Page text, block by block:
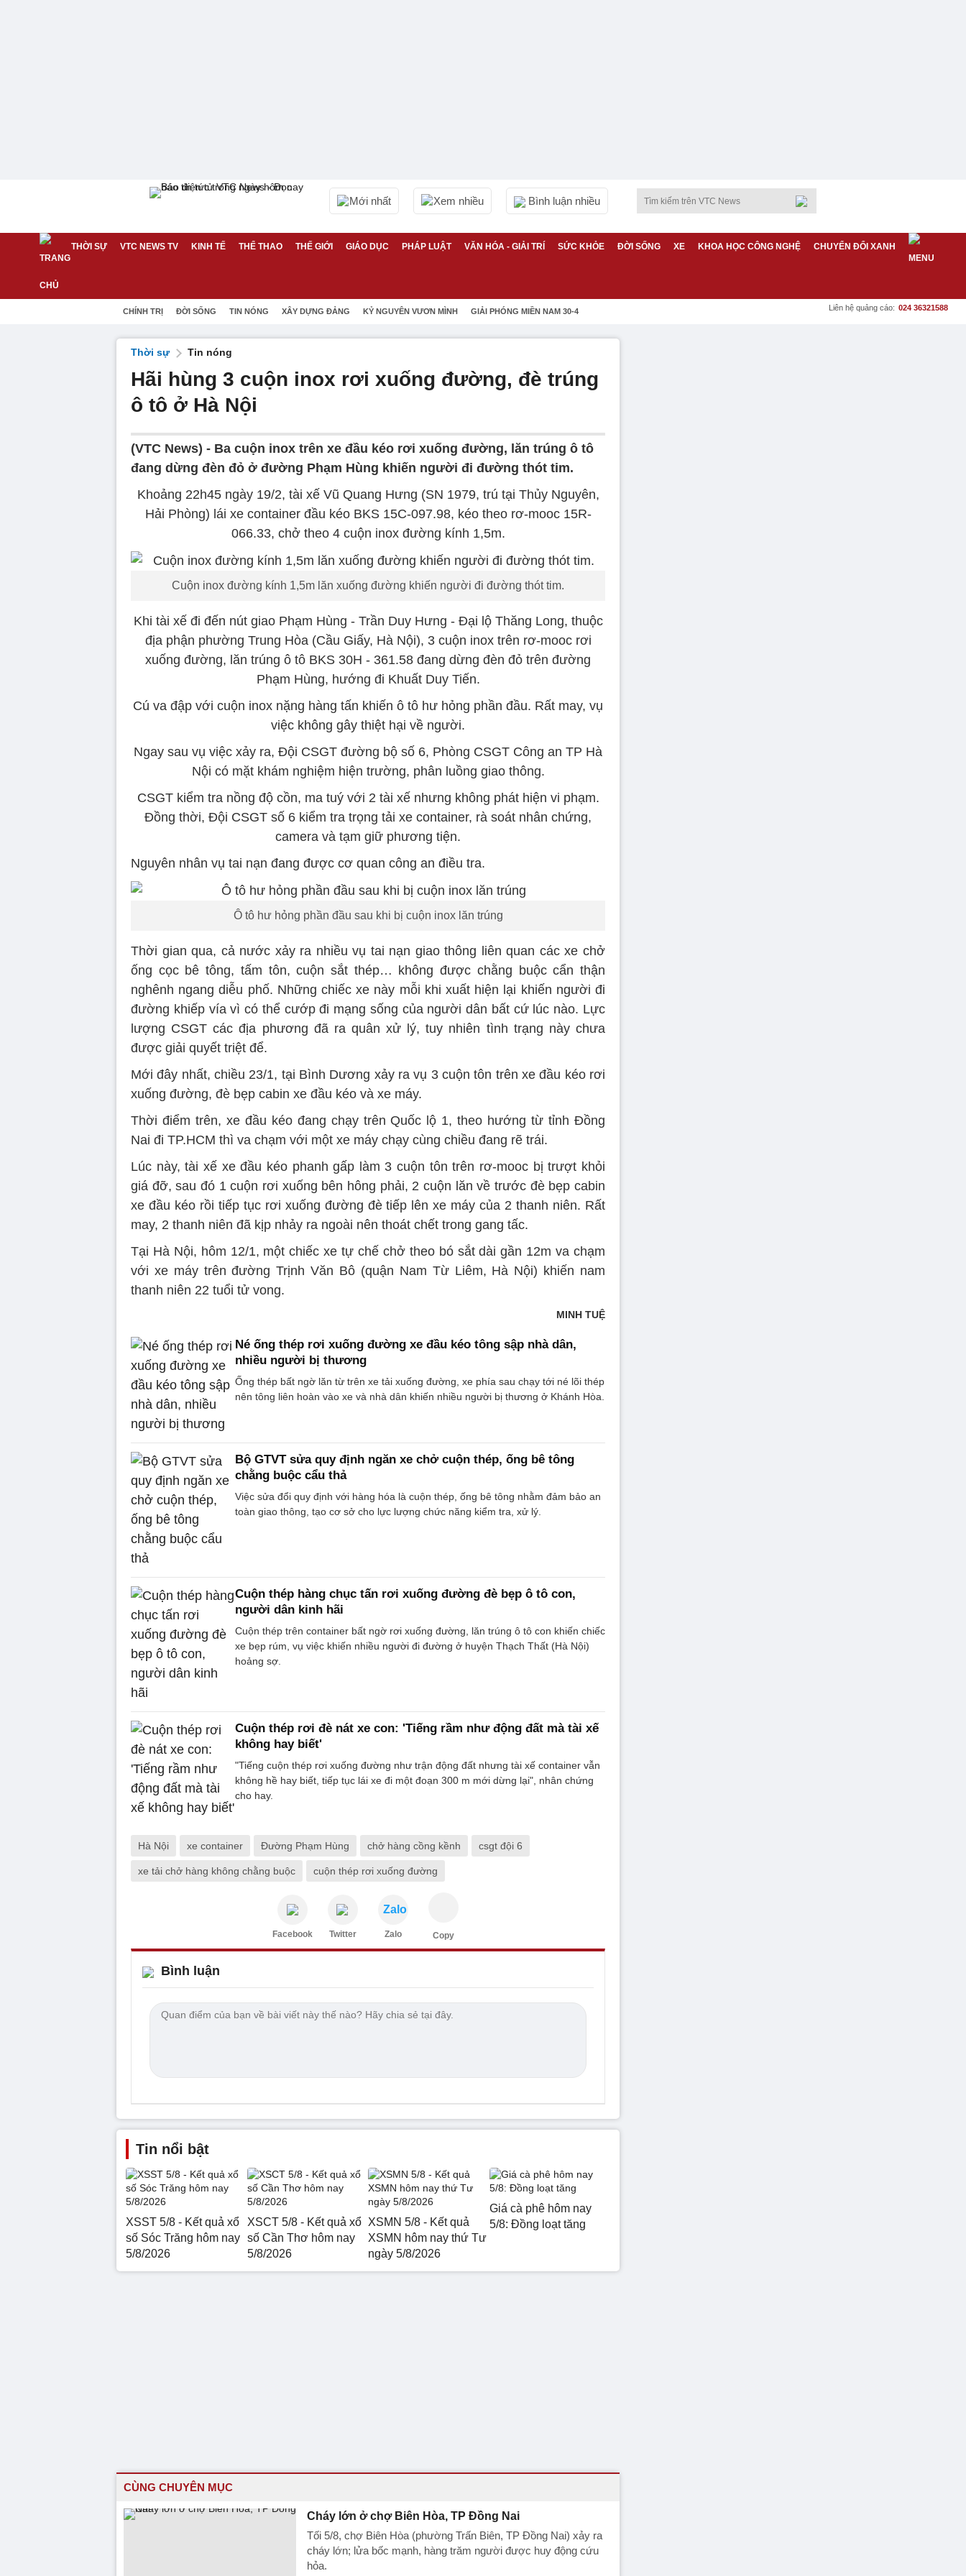
Mới nhất Xem nhiều Bình luận nhiều
THỜI SỰ VTC NEWS TV KINH TẾ THỂ THAO THẾ GIỚI GIÁO DỤC PHÁP LUẬT VĂN HÓA - GIẢI TRÍ SỨC KHỎE ĐỜI SỐNG XE KHOA HỌC CÔNG NGHỆ CHUYỂN ĐỔI XANH
CHÍNH TRỊ ĐỜI SỐNG TIN NÓNG XÂY DỰNG ĐẢNG KỶ NGUYÊN VƯƠN MÌNH GIẢI PHÓNG MIỀN NAM 30-4 Liên hệ quảng cáo: 024 36321588
Thời sự Tin nóng
Hãi hùng 3 cuộn inox rơi xuống đường, đè trúng
ô tô ở Hà Nội
(VTC News) - Ba cuộn inox trên xe đầu kéo rơi xuống đường, lăn trúng ô tô
đang dừng đèn đỏ ở đường Phạm Hùng khiến người đi đường thót tim.
Khoảng 22h45 ngày 19/2, tài xế Vũ Quang Hưng (SN 1979, trú tại Thủy Nguyên,
Hải Phòng) lái xe container đầu kéo BKS 15C-097.98, kéo theo rơ-mooc 15R-
066.33, chở theo 4 cuộn inox đường kính 1,5m.
Cuộn inox đường kính 1,5m lăn xuống đường khiến người đi đường thót tim.
Khi tài xế đi đến nút giao Phạm Hùng - Trần Duy Hưng - Đại lộ Thăng Long, thuộc
địa phận phường Trung Hòa (Cầu Giấy, Hà Nội), 3 cuộn inox trên rơ-mooc rơi
xuống đường, lăn trúng ô tô BKS 30H - 361.58 đang dừng đèn đỏ trên đường
Phạm Hùng, hướng đi Khuất Duy Tiến.
Cú va đập với cuộn inox nặng hàng tấn khiến ô tô hư hỏng phần đầu. Rất may, vụ
việc không gây thiệt hại về người.
Ngay sau vụ việc xảy ra, Đội CSGT đường bộ số 6, Phòng CSGT Công an TP Hà
Nội có mặt khám nghiệm hiện trường, phân luồng giao thông.
CSGT kiểm tra nồng độ cồn, ma tuý với 2 tài xế nhưng không phát hiện vi phạm.
Đồng thời, Đội CSGT số 6 kiểm tra trọng tải xe container, rà soát nhân chứng,
camera và tạm giữ phương tiện.
Nguyên nhân vụ tai nạn đang được cơ quan công an điều tra.
Ô tô hư hỏng phần đầu sau khi bị cuộn inox lăn trúng
Thời gian qua, cả nước xảy ra nhiều vụ tai nạn giao thông liên quan các xe chở
ống cọc bê tông, tấm tôn, cuộn sắt thép… không được chằng buộc cẩn thận
nghênh ngang diễu phố. Những chiếc xe này mỗi khi xuất hiện lại khiến người đi
đường khiếp vía vì có thể cướp đi mạng sống của người dân bất cứ lúc nào. Lực
lượng CSGT các địa phương đã ra quân xử lý, tuy nhiên tình trạng này chưa
được giải quyết triệt để.
Mới đây nhất, chiều 23/1, tại Bình Dương xảy ra vụ 3 cuộn tôn trên xe đầu kéo rơi
xuống đường, đè bẹp cabin xe đầu kéo và xe máy.
Thời điểm trên, xe đầu kéo đang chạy trên Quốc lộ 1, theo hướng từ tỉnh Đồng
Nai đi TP.HCM thì va chạm với một xe máy chạy cùng chiều đang rẽ trái.
Lúc này, tài xế xe đầu kéo phanh gấp làm 3 cuộn tôn trên rơ-mooc bị trượt khỏi
giá đỡ, sau đó 1 cuộn rơi xuống bên hông phải, 2 cuộn lăn về trước đè bẹp cabin
xe đầu kéo rồi tiếp tục rơi xuống đường đè tiếp lên xe máy của 2 thanh niên. Rất
may, 2 thanh niên đã kịp nhảy ra ngoài nên thoát chết trong gang tấc.
Tại Hà Nội, hôm 12/1, một chiếc xe tự chế chở theo bó sắt dài gần 12m va chạm
với xe máy trên đường Trịnh Văn Bô (quận Nam Từ Liêm, Hà Nội) khiến nam
thanh niên 22 tuổi tử vong.
MINH TUỆ
Né ống thép rơi xuống đường xe đầu kéo tông sập nhà dân,
nhiều người bị thương
Ống thép bất ngờ lăn từ trên xe tải xuống đường, xe phía sau chạy tới né lõi thép
nên tông liên hoàn vào xe và nhà dân khiến nhiều người bị thương ở Khánh Hòa.
Bộ GTVT sửa quy định ngăn xe chở cuộn thép, ống bê tông
chằng buộc cẩu thả
Việc sửa đổi quy định với hàng hóa là cuộn thép, ống bê tông nhằm đảm bảo an
toàn giao thông, tạo cơ sở cho lực lượng chức năng kiểm tra, xử lý.
Cuộn thép hàng chục tấn rơi xuống đường đè bẹp ô tô con,
người dân kinh hãi
Cuộn thép trên container bất ngờ rơi xuống đường, lăn trúng ô tô con khiến chiếc
xe bẹp rúm, vụ việc khiến nhiều người đi đường ở huyện Thạch Thất (Hà Nội)
hoảng sợ.
Cuộn thép rơi đè nát xe con: 'Tiếng rầm như động đất mà tài xế
không hay biết'
"Tiếng cuộn thép rơi xuống đường như trận động đất nhưng tài xế container vẫn
không hề hay biết, tiếp tục lái xe đi một đoạn 300 m mới dừng lại", nhân chứng
cho hay.
Hà Nội xe container Đường Phạm Hùng chở hàng cồng kềnh csgt đội 6
xe tải chở hàng không chằng buộc cuộn thép rơi xuống đường
Facebook Twitter
Zalo
Zalo Copy
Bình luận
Tin nổi bật
XSST 5/8 - Kết quả xổ
số Sóc Trăng hôm nay
5/8/2026
XSCT 5/8 - Kết quả xổ
số Cần Thơ hôm nay
5/8/2026
XSMN 5/8 - Kết quả
XSMN hôm nay thứ Tư
ngày 5/8/2026
Giá cà phê hôm nay
5/8: Đồng loạt tăng
CÙNG CHUYÊN MỤC
Cháy lớn ở chợ Biên Hòa, TP Đồng Nai
Tối 5/8, chợ Biên Hòa (phường Trấn Biên, TP Đồng Nai) xảy ra
cháy lớn; lửa bốc mạnh, hàng trăm người được huy động cứu
hỏa.